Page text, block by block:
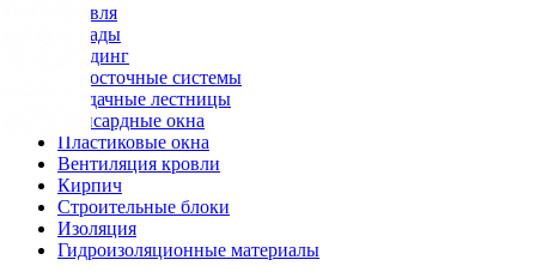
Кровля
Фасады
Сайдинг
Водосточные системы
Чердачные лестницы
Мансардные окна
Пластиковые окна
Вентиляция кровли
Кирпич
Строительные блоки
Изоляция
Гидроизоляционные материалы